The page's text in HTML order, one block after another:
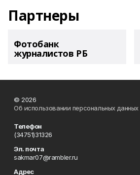
Партнеры
Фотобанк
журналистов РБ
© 2026
Об использовании персональных данных
Телефон
(34751)31326
Эл. почта
sakmar07@rambler.ru
Адрес